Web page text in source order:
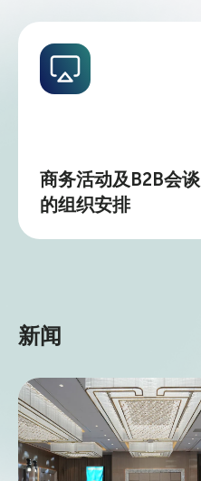
商务活动及B2B会谈
的组织安排
新闻